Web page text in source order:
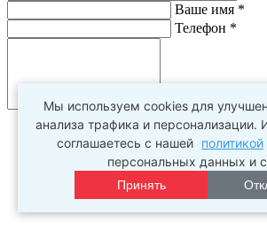
Ваше имя *
Телефон *
Комментарий
Мы используем cookies для
анализа трафика и персонализации.
соглашаетесь с нашей политикой
персональных данных и
Принять